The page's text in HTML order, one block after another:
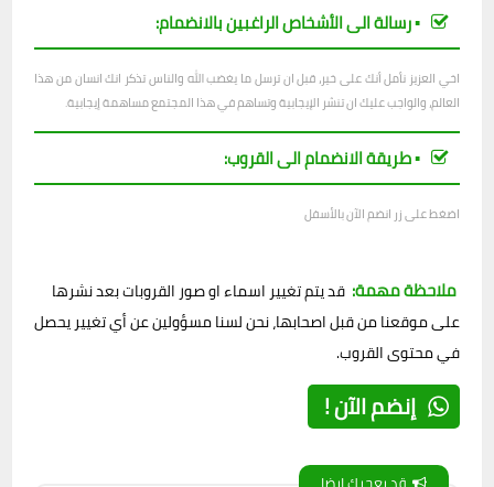
▪︎ رسالة الى الأشخاص الراغبين بالانضمام:
اخي العزيز نأمل أنك على خير، قبل ان ترسل ما يغضب الله والناس تذكر انك انسان من هذا
العالم، والواجب عليك ان تنشر الإيجابية وتساهم في هذا المجتمع مساهمة إيجابية.
▪︎ طريقة الانضمام الى القروب:
اضغط على زر انضم الآن بالأسفل
ملاحظة مهمة: قد يتم تغيير اسماء او صور القروبات بعد نشرها
على موقعنا من قبل اصحابها، نحن لسنا مسؤولين عن أي تغيير يحصل
في محتوى القروب.
إنضم الآن !